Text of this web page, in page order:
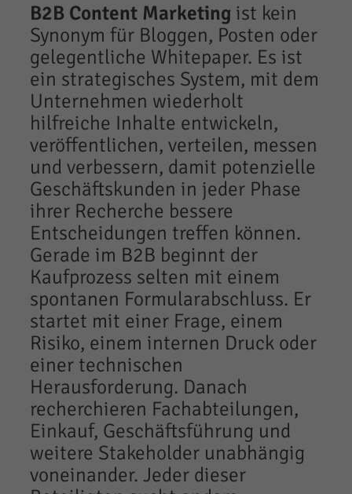
B2B Content Marketing ist kein
Synonym für Bloggen, Posten oder
gelegentliche Whitepaper. Es ist
ein strategisches System, mit dem
Unternehmen wiederholt
hilfreiche Inhalte entwickeln,
veröffentlichen, verteilen, messen
und verbessern, damit potenzielle
Geschäftskunden in jeder Phase
ihrer Recherche bessere
Entscheidungen treffen können.
Gerade im B2B beginnt der
Kaufprozess selten mit einem
spontanen Formularabschluss. Er
startet mit einer Frage, einem
Risiko, einem internen Druck oder
einer technischen
Herausforderung. Danach
recherchieren Fachabteilungen,
Einkauf, Geschäftsführung und
weitere Stakeholder unabhängig
voneinander. Jeder dieser